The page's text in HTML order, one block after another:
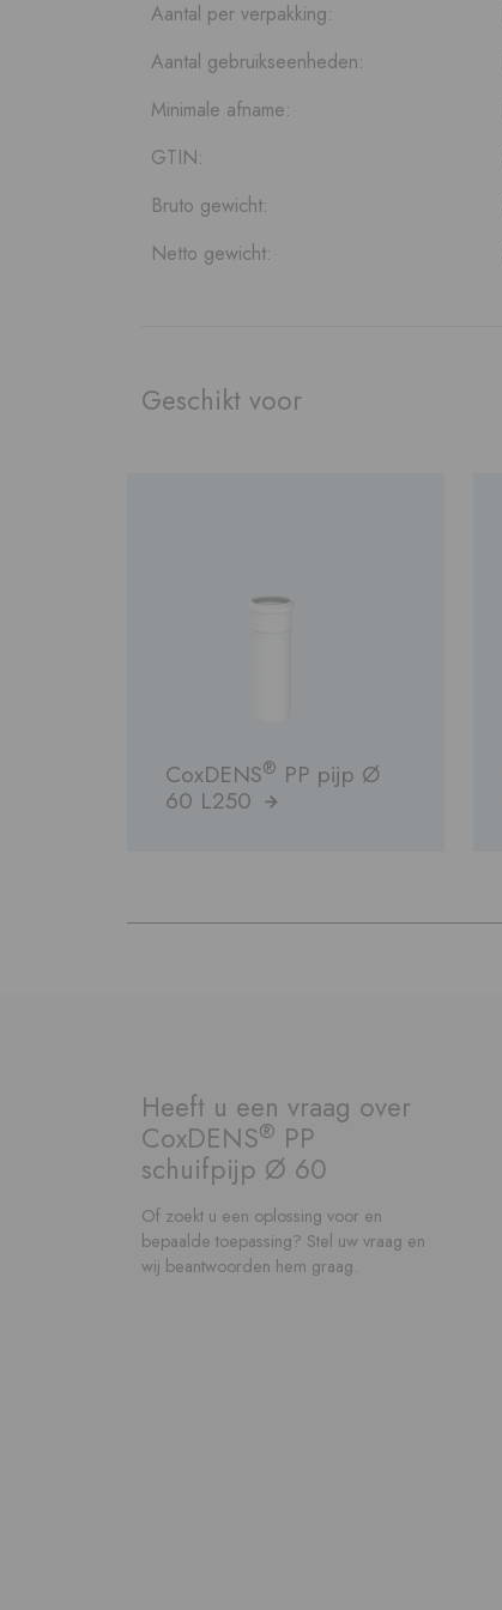
Aantal per verpakking:
Aantal gebruikseenheden:
Minimale afname:
GTIN:
Bruto gewicht:
Netto gewicht:
Geschikt voor
CoxDENS® PP pijp Ø
60 L250
Heeft u een vraag over
CoxDENS® PP
schuifpijp Ø 60
Of zoekt u een oplossing voor en
bepaalde toepassing? Stel uw vraag en
wij beantwoorden hem graag.